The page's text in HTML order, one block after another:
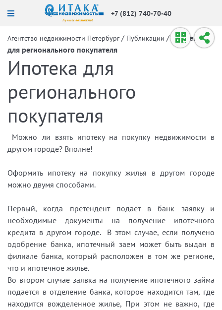
+7 (812) 740-70-40
Агентство недвижимости Петербург / Публикации / Ипотека
для регионального покупателя
Ипотека для
регионального
покупателя
Можно ли взять ипотеку на покупку недвижимости в
другом городе? Вполне!
Оформить ипотеку на покупку жилья в другом городе
можно двумя способами.
Первый, когда претендент подает в банк заявку и
необходимые документы на получение ипотечного
кредита в другом городе. В этом случае, если получено
одобрение банка, ипотечный заем может быть выдан в
филиале банка, который расположен в том же регионе,
что и ипотечное жилье.
Во втором случае заявка на получение ипотечного займа
подается в отделение банка, которое находится там, где
находится вожделенное жилье, При этом не важно, где